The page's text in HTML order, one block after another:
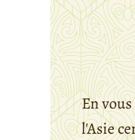
En
l'Asie